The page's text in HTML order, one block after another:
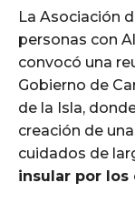
La Asociación
personas con
convocó una
Gobierno de
de la Isla,
creación de
cuidados de
insular por los